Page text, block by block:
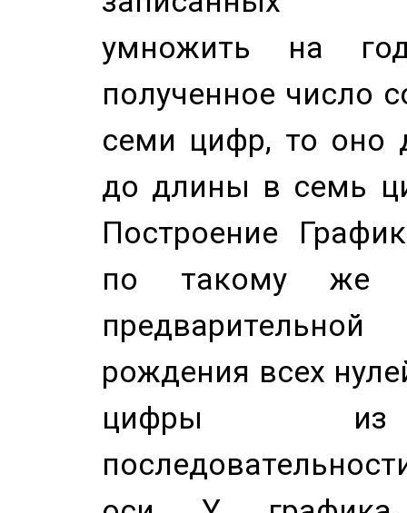
умножить на
полученное число
семи цифр, то оно
до длины в семь
Построение
по такому же
рождения всех
цифры из